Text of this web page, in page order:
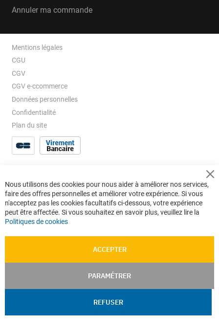
Annuler ma commande
Mentions légales
CGU
CGV
CGV e-ccommerce
Données personnelles
Confidentialité
Plan du site
Nous utilisons des cookies pour nous aider à améliorer nos services,
faire des offres personnelles et améliorer votre expérience. Si vous
n'acceptez pas les cookies facultatifs ci-dessous, votre expérience
peut être affectée. Si vous souhaitez en savoir plus, veuillez lire la
Politiques de cookies
ACCEPTER
PARAMÉTRER
REFUSER